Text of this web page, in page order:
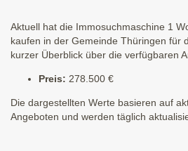
Aktuell hat die Immosuchmaschine 1
kaufen in der Gemeinde Thüringen für
kurzer Überblick über die verfügbaren
Preis: 278.500 €
Die dargestellten Werte basieren auf
Angeboten und werden täglich